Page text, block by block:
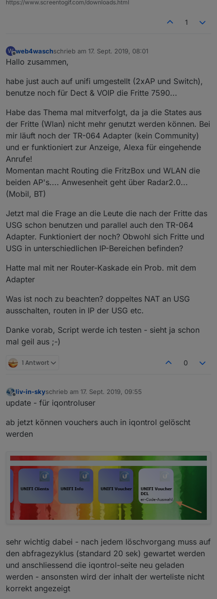
https://www.screentogif.com/downloads.html
1
W
Offline
web4waschschrieb am 17. Sept. 2019, 08:01
zuletzt editiert von
Hallo zusammen,
habe just auch auf unifi umgestellt (2xAP und Switch),
benutze noch für Dect & VOIP die Fritte 7590...
Habe das Thema mal mitverfolgt, da ja die States aus
der Fritte (Wlan) nicht mehr genutzt werden können. Bei
mir läuft noch der TR-064 Adapter (kein Community)
und er funktioniert zur Anzeige, Alexa für eingehende
Anrufe!
Momentan macht Routing die FritzBox und WLAN die
beiden AP's.... Anwesenheit geht über Radar2.0...
(Mobil, BT)
Jetzt mal die Frage an die Leute die nach der Fritte das
USG schon benutzen und parallel auch den TR-064
Adapter. Funktioniert der noch? Obwohl sich Fritte und
USG in unterschiedlichen IP-Bereichen befinden?
Hatte mal mit ner Router-Kaskade ein Prob. mit dem
Adapter
Was ist noch zu beachten? doppeltes NAT an USG
ausschalten, routen in IP der USG etc.
Danke vorab, Script werde ich testen - sieht ja schon
mal geil aus ;-)
1 Antwort 0
Offline
liv-in-skyschrieb am 17. Sept. 2019, 09:55
zuletzt editiert von
update - für iqontroluser
ab jetzt können vouchers auch in iqontrol gelöscht
werden
sehr wichtig dabei - nach jedem löschvorgang muss auf
den abfragezyklus (standard 20 sek) gewartet werden
und anschliessend die iqontrol-seite neu geladen
werden - ansonsten wird der inhalt der werteliste nicht
korrekt angezeigt